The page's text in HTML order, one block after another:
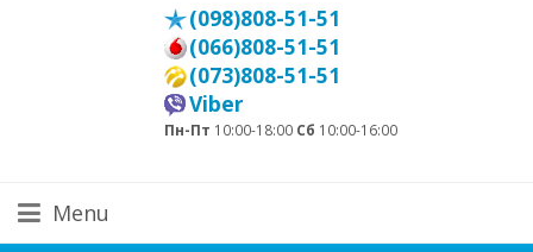
(098)808-51-51
(066)808-51-51
(073)808-51-51
Viber
Пн-Пт 10:00-18:00 Сб 10:00-16:00
Menu